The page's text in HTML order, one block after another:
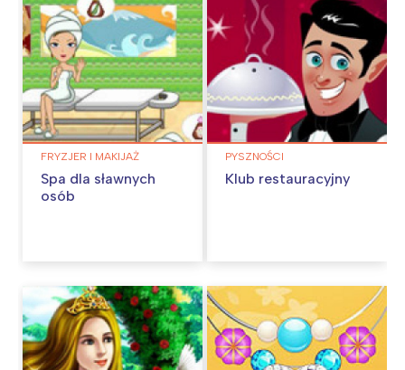
FRYZJER I MAKIJAŻ
Spa dla sławnych
osób
PYSZNOŚCI
Klub restauracyjny